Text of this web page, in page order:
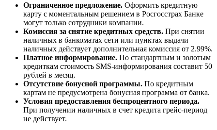
Ограниченное предложение. Оформить кредитную
карту с моментальным решением в Росгосстрах Банке
могут только сотрудники компании.
Комиссия за снятие кредитных средств. При снятии
наличных в банкоматах сети или пунктах выдачи
наличных действует дополнительная комиссия от 2.99%.
Платное информирование. По стандартным и золотым
кредиткам стоимость SMS-информирования составит 50
рублей в месяц.
Отсутствие бонусной программы. По кредитным
картам не предусмотрена бонусная программа от банка.
Условия предоставления беспроцентного периода.
При получении наличных в счет кредита грейс-период
не действует.